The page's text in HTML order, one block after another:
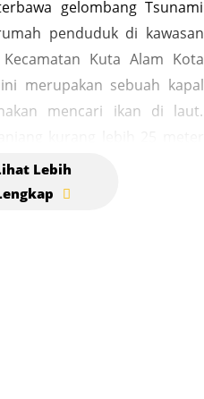
gelombang Tsunami
penduduk di kawasan
Kuta Alam Kota
merupakan sebuah kapal
mencari ikan di laut.
mencapai 65 ton. Kapal
oleh dasyatnya gelombang